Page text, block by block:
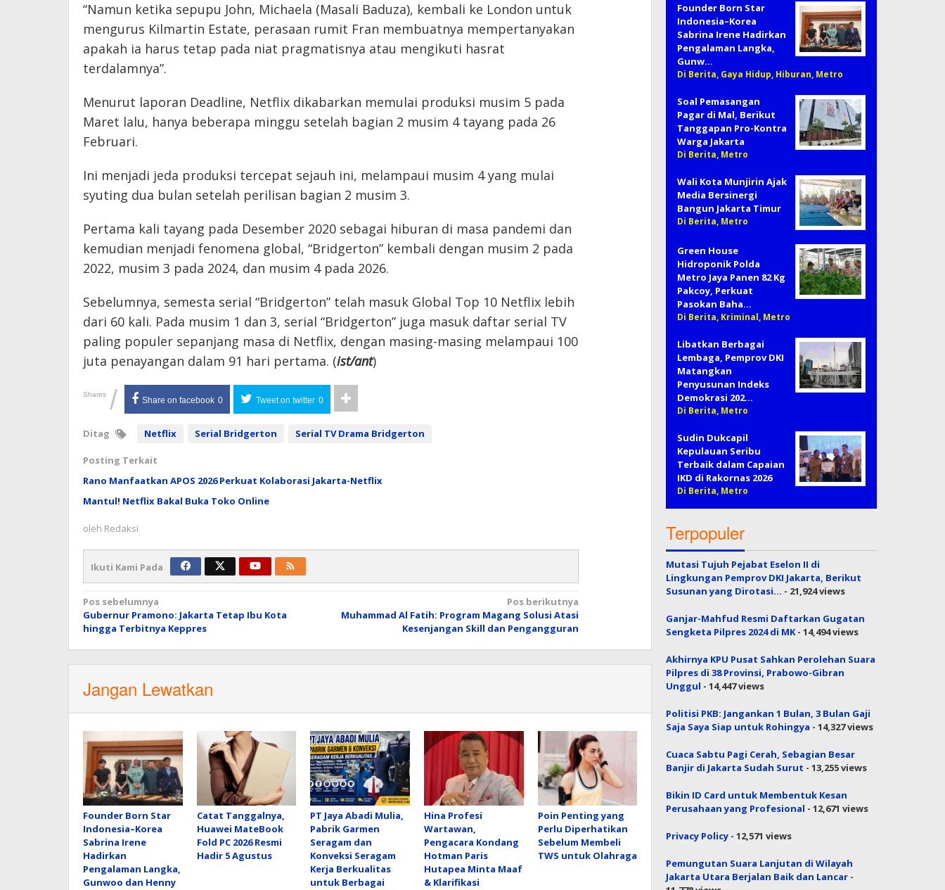
“Namun ketika sepupu John, Michaela (Masali Baduza), kembali ke London untuk
mengurus Kilmartin Estate, perasaan rumit Fran membuatnya mempertanyakan
apakah ia harus tetap pada niat pragmatisnya atau mengikuti hasrat
terdalamnya”.
Menurut laporan Deadline, Netflix dikabarkan memulai produksi musim 5 pada
Maret lalu, hanya beberapa minggu setelah bagian 2 musim 4 tayang pada 26
Februari.
Ini menjadi jeda produksi tercepat sejauh ini, melampaui musim 4 yang mulai
syuting dua bulan setelah perilisan bagian 2 musim 3.
Pertama kali tayang pada Desember 2020 sebagai hiburan di masa pandemi dan
kemudian menjadi fenomena global, “Bridgerton” kembali dengan musim 2 pada
2022, musim 3 pada 2024, dan musim 4 pada 2026.
Sebelumnya, semesta serial “Bridgerton” telah masuk Global Top 10 Netflix lebih
dari 60 kali. Pada musim 1 dan 3, serial “Bridgerton” juga masuk daftar serial TV
paling populer sepanjang masa di Netflix, dengan masing-masing melampaui 100
juta penayangan dalam 91 hari pertama. (ist/ant)
Shares / Share on facebook 0 Tweet on twitter 0
Ditag Netflix Serial Bridgerton Serial TV Drama Bridgerton
Posting Terkait
Rano Manfaatkan APOS 2026 Perkuat Kolaborasi Jakarta-Netflix
Mantul! Netflix Bakal Buka Toko Online
oleh Redaksi
Ikuti Kami Pada
Navigasi
pos
Pos sebelumnya
Gubernur Pramono: Jakarta Tetap Ibu Kota
hingga Terbitnya Keppres
Pos berikutnya
Muhammad Al Fatih: Program Magang Solusi Atasi
Kesenjangan Skill dan Pengangguran
Jangan Lewatkan
Founder Born Star
Indonesia–Korea
Sabrina Irene
Hadirkan
Pengalaman Langka,
Gunwoo dan Henny
Catat Tanggalnya,
Huawei MateBook
Fold PC 2026 Resmi
Hadir 5 Agustus
PT Jaya Abadi Mulia,
Pabrik Garmen
Seragam dan
Konveksi Seragam
Kerja Berkualitas
untuk Berbagai
Hina Profesi
Wartawan,
Pengacara Kondang
Hotman Paris
Hutapea Minta Maaf
& Klarifikasi
Poin Penting yang
Perlu Diperhatikan
Sebelum Membeli
TWS untuk Olahraga
Founder Born Star
Indonesia–Korea
Sabrina Irene Hadirkan
Pengalaman Langka,
Gunw…
Di Berita, Gaya Hidup, Hiburan, Metro
Soal Pemasangan
Pagar di Mal, Berikut
Tanggapan Pro-Kontra
Warga Jakarta
Di Berita, Metro
Wali Kota Munjirin Ajak
Media Bersinergi
Bangun Jakarta Timur
Di Berita, Metro
Green House
Hidroponik Polda
Metro Jaya Panen 82 Kg
Pakcoy, Perkuat
Pasokan Baha…
Di Berita, Kriminal, Metro
Libatkan Berbagai
Lembaga, Pemprov DKI
Matangkan
Penyusunan Indeks
Demokrasi 202…
Di Berita, Metro
Sudin Dukcapil
Kepulauan Seribu
Terbaik dalam Capaian
IKD di Rakornas 2026
Di Berita, Metro
Terpopuler
Mutasi Tujuh Pejabat Eselon II di
Lingkungan Pemprov DKI Jakarta, Berikut
Susunan yang Dirotasi… - 21,924 views
Ganjar-Mahfud Resmi Daftarkan Gugatan
Sengketa Pilpres 2024 di MK- 14,494 views
Akhirnya KPU Pusat Sahkan Perolehan Suara
Pilpres di 38 Provinsi, Prabowo-Gibran
Unggul - 14,447 views
Politisi PKB: Jangankan 1 Bulan, 3 Bulan Gaji
Saja Saya Siap untuk Rohingya - 14,327 views
Cuaca Sabtu Pagi Cerah, Sebagian Besar
Banjir di Jakarta Sudah Surut - 13,255 views
Bikin ID Card untuk Membentuk Kesan
Perusahaan yang Profesional - 12,671 views
Privacy Policy - 12,571 views
Pemungutan Suara Lanjutan di Wilayah
Jakarta Utara Berjalan Baik dan Lancar -